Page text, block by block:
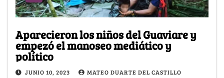
Aparecieron los niños del Guaviare y
empezó el manoseo mediático y
político
JUNIO 10, 2023 MATEO DUARTE DEL CASTILLO